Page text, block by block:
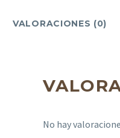
VALORACIONES (0)
No hay